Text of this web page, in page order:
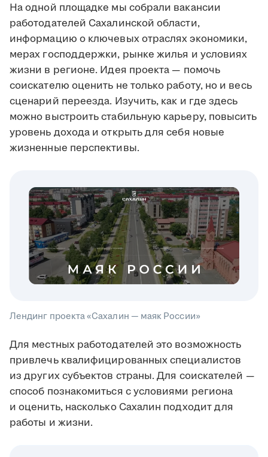
На одной площадке мы собрали вакансии
работодателей Сахалинской области,
информацию о ключевых отраслях экономики,
мерах господдержки, рынке жилья и условиях
жизни в регионе. Идея проекта — помочь
соискателю оценить не только работу, но и весь
сценарий переезда. Изучить, как и где здесь
можно выстроить стабильную карьеру, повысить
уровень дохода и открыть для себя новые
жизненные перспективы.
Лендинг проекта «Сахалин — маяк России»
Для местных работодателей это возможность
привлечь квалифицированных специалистов
из других субъектов страны. Для соискателей —
способ познакомиться с условиями региона
и оценить, насколько Сахалин подходит для
работы и жизни.